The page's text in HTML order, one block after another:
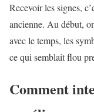
Recevoir les signes,
ancienne. Au début,
avec le temps, les
ce qui semblait flou
Comment